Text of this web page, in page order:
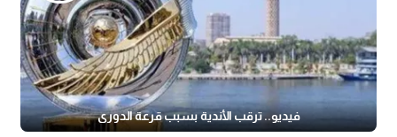
فيديو.. ترقب الأندية بسبب قرعة الدوري